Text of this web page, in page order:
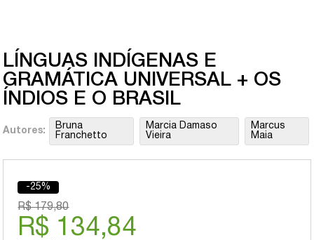
LÍNGUAS INDÍGENAS E
GRAMÁTICA UNIVERSAL + OS
ÍNDIOS E O BRASIL
Autores:
Bruna
Franchetto
Marcia Damaso
Vieira
Marcus
Maia
-25%
R$ 179,80
R$ 134,84